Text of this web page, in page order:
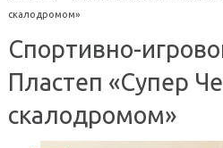
скалодромом»
Спортивно-
Пластеп «Супер
скалодромом»